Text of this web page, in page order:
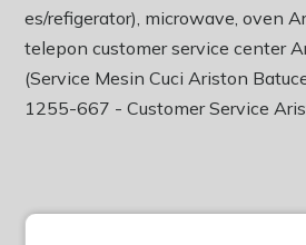
es/refigerator), microwave, oven
telepon customer service center
(Service Mesin Cuci Ariston
1255-667 - Customer Service